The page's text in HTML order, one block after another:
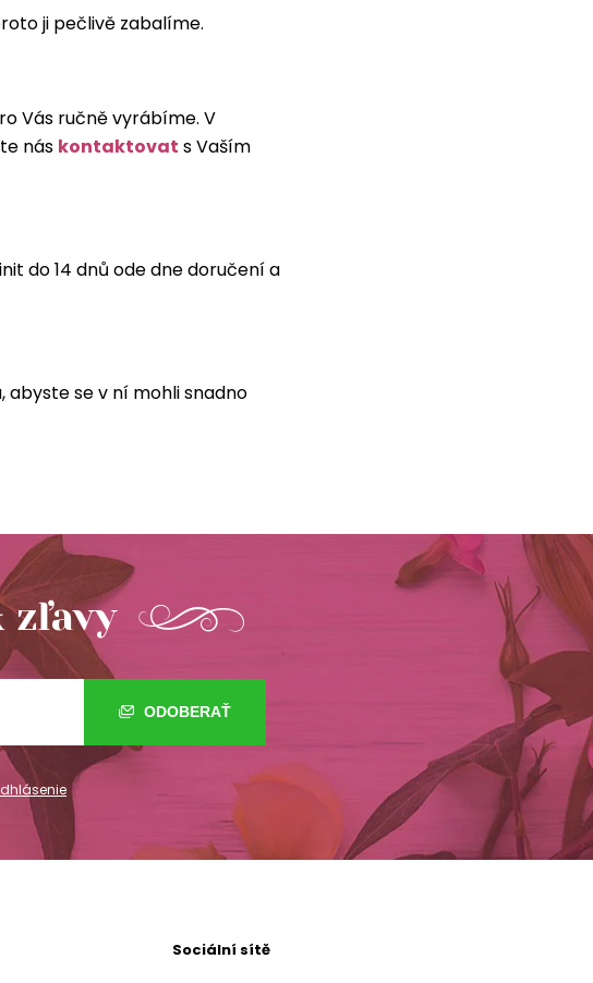
ji pečlivě zabalíme.
Vás ručně vyrábíme. V
nás kontaktovat s Vaším
do 14 dnů ode dne doručení a
abyste se v ní mohli snadno
zľavy
ODOBERAŤ
Sociální sítě